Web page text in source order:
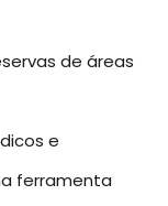
de áreas
e
ferramenta